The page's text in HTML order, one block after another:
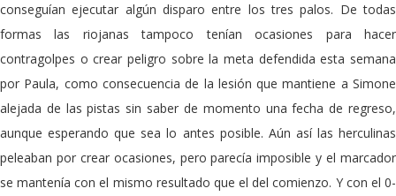
conseguían ejecutar algún disparo entre los tres palos. De todas
formas las riojanas tampoco tenían ocasiones para hacer
contragolpes o crear peligro sobre la meta defendida esta semana
por Paula, como consecuencia de la lesión que mantiene a Simone
alejada de las pistas sin saber de momento una fecha de regreso,
aunque esperando que sea lo antes posible. Aún así las herculinas
peleaban por crear ocasiones, pero parecía imposible y el marcador
se mantenía con el mismo resultado que el del comienzo. Y con el 0-